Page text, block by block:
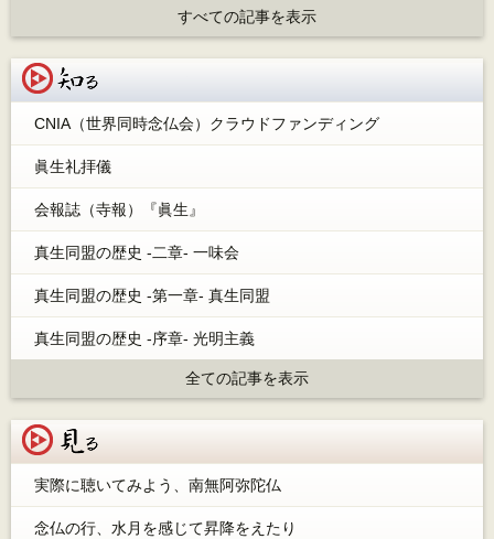
すべての記事を表示
CNIA（世界同時念仏会）クラウドファンディング
眞生礼拝儀
会報誌（寺報）『眞生』
真生同盟の歴史 -二章- 一味会
真生同盟の歴史 -第一章- 真生同盟
真生同盟の歴史 -序章- 光明主義
全ての記事を表示
実際に聴いてみよう、南無阿弥陀仏
念仏の行、水月を感じて昇降をえたり